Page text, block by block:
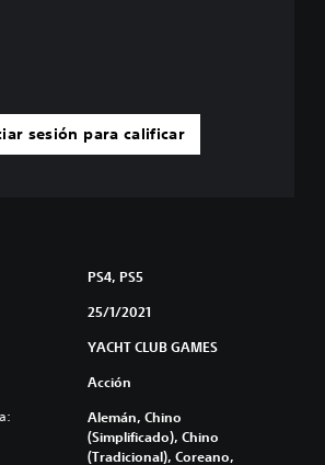
sesión para calificar
PS4, PS5
25/1/2021
YACHT CLUB GAMES
Acción
Alemán, Chino
(Simplificado), Chino
(Tradicional), Coreano,